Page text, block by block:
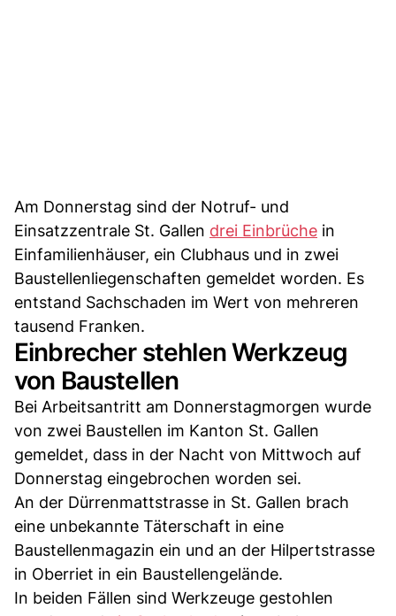
Am Donnerstag sind der Notruf- und
Einsatzzentrale St. Gallen drei Einbrüche in
Einfamilienhäuser, ein Clubhaus und in zwei
Baustellenliegenschaften gemeldet worden. Es
entstand Sachschaden im Wert von mehreren
tausend Franken.
Einbrecher stehlen Werkzeug
von Baustellen
Bei Arbeitsantritt am Donnerstagmorgen wurde
von zwei Baustellen im Kanton St. Gallen
gemeldet, dass in der Nacht von Mittwoch auf
Donnerstag eingebrochen worden sei.
An der Dürrenmattstrasse in St. Gallen brach
eine unbekannte Täterschaft in eine
Baustellenmagazin ein und an der Hilpertstrasse
in Oberriet in ein Baustellengelände.
In beiden Fällen sind Werkzeuge gestohlen